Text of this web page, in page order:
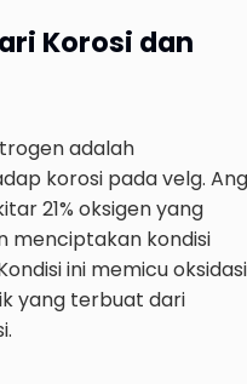
Korosi dan
adalah
korosi pada velg.
21% oksigen yang
menciptakan kondisi
ini memicu oksidasi
yang terbuat dari